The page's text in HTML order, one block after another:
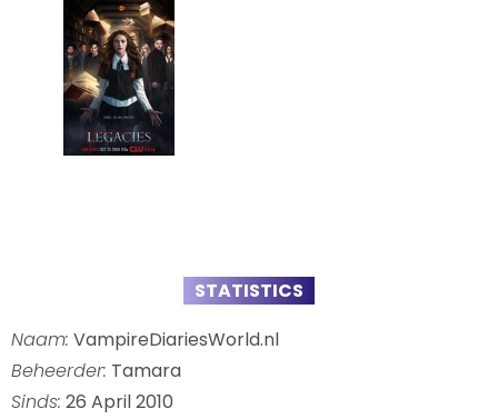
STATISTICS
Naam: VampireDiariesWorld.nl
Beheerder: Tamara
Sinds: 26 April 2010